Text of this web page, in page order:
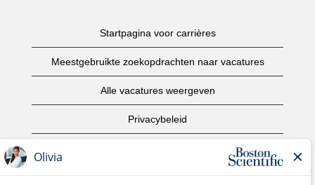
Startpagina voor carrières
Meestgebruikte zoekopdrachten naar vacatures
Alle vacatures weergeven
Privacybeleid
Copyright informatie